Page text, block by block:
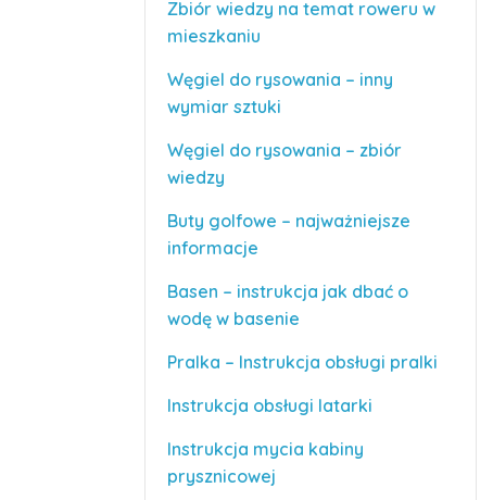
Zbiór wiedzy na temat roweru w
mieszkaniu
Węgiel do rysowania – inny
wymiar sztuki
Węgiel do rysowania – zbiór
wiedzy
Buty golfowe – najważniejsze
informacje
Basen – instrukcja jak dbać o
wodę w basenie
Pralka – Instrukcja obsługi pralki
Instrukcja obsługi latarki
Instrukcja mycia kabiny
prysznicowej